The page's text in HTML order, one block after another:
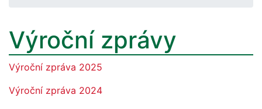
Výroční zprávy
Výroční zpráva 2025
Výroční zpráva 2024